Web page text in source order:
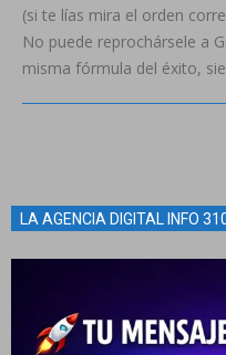
(si te lías mira el orden
No puede reprochársele a
misma fórmula del éxito,
LA AGENCIA DIGITAL INFO